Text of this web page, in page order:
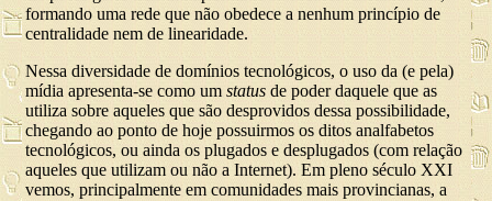
formando uma rede que não obedece a nenhum princípio de
centralidade nem de linearidade.
Nessa diversidade de domínios tecnológicos, o uso da (e pela)
mídia apresenta-se como um statusde poder daquele que as
utiliza sobre aqueles que são desprovidos dessa possibilidade,
chegando ao ponto de hoje possuirmos os ditos analfabetos
tecnológicos, ou ainda os plugados e desplugados (com relação
aqueles que utilizam ou não a Internet). Em pleno século XXI
vemos, principalmente em comunidades mais provincianas, a